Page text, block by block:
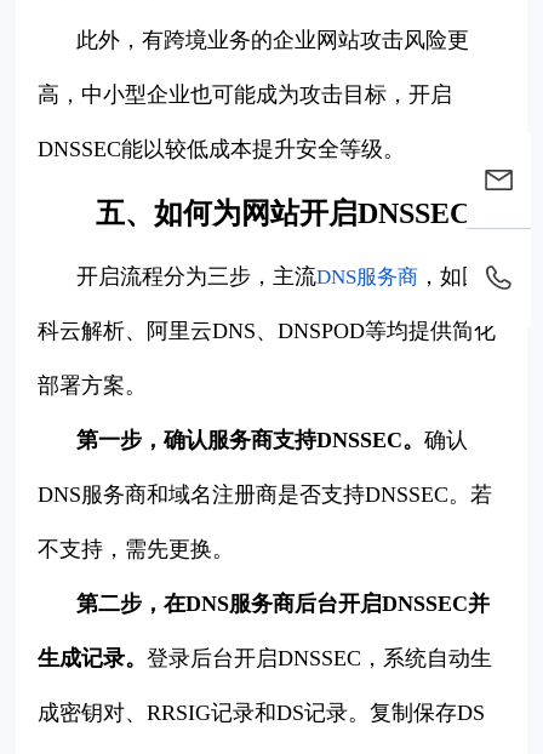
此外，有跨境业务的企业网站攻击风险更
高，中小型企业也可能成为攻击目标，开启
DNSSEC能以较低成本提升安全等级。
五、如何为网站开启DNSSEC？
开启流程分为三步，主流DNS服务商 ，如国
科云解析、阿里云DNS、DNSPOD等均提供简化
部署方案。
第一步，确认服务商支持DNSSEC。确认
DNS服务商和域名注册商是否支持DNSSEC。若
不支持，需先更换。
第二步，在DNS服务商后台开启DNSSEC并
生成记录。登录后台开启DNSSEC，系统自动生
成密钥对、RRSIG记录和DS记录。复制保存DS